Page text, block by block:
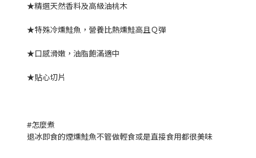
★精選天然香料及高級油桃木
★特殊冷燻鮭魚，營養比熱燻鮭高且Ｑ彈
★口感滑嫩，油脂飽滿適中
★貼心切片
#怎麼煮
退冰即食的煙燻鮭魚不管做輕食或是直接食用都很美味